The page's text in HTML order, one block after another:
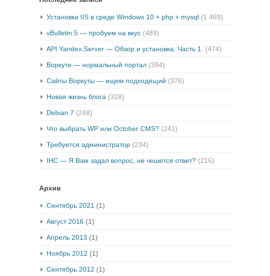
Установка IIS в среде Windows 10 + php + mysql (1 469)
vBulletin 5 — пробуем на вкус (489)
API Yandex.Server — Обзор и установка. Часть 1. (474)
Воркуте — нормальный портал (394)
Сайты Воркуты — ищем подходящий (376)
Новая жизнь блога (328)
Debian 7 (248)
Что выбрать WP или October CMS? (241)
Требуется администратор (234)
IHC — Я Вам задал вопрос, не чешется ответ? (216)
Архив
Сентябрь 2021 (1)
Август 2016(1)
Апрель 2013 (1)
Ноябрь 2012 (1)
Сентябрь 2012 (1)